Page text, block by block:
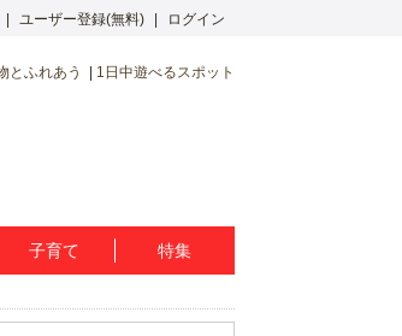
ユーザー登録(無料) ログイン
とふれあう 1日中遊べるスポット
子育て 特集